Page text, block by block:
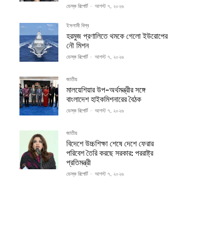
ডেস্ক রিপোর্ট - আগস্ট ৭, ২০২৬
ইসলামী বিশ্ব
হরমুজ প্রণালিতে থমকে গেলো ইউরোপের
নৌ মিশন
ডেস্ক রিপোর্ট - আগস্ট ৭, ২০২৬
জাতীয়
মালয়েশিয়ার উপ-অর্থমন্ত্রীর সঙ্গে
বাংলাদেশ হাইকমিশনারের বৈঠক
ডেস্ক রিপোর্ট - আগস্ট ৭, ২০২৬
জাতীয়
বিদেশে উচ্চশিক্ষা শেষে দেশে ফেরার
পরিবেশ তৈরি করছে সরকার: পররাষ্ট্র
প্রতিমন্ত্রী
ডেস্ক রিপোর্ট - আগস্ট ৭, ২০২৬